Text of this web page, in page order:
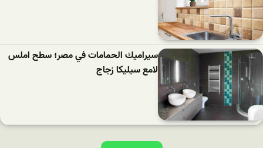
سيراميك الحمامات في مصر؛ سطح املس
لامع سيليكا زجاج